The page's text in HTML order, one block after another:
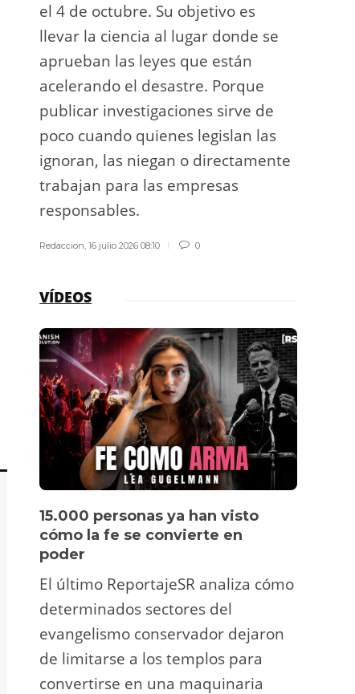
el 4 de octubre. Su objetivo es
llevar la ciencia al lugar donde se
aprueban las leyes que están
acelerando el desastre. Porque
publicar investigaciones sirve de
poco cuando quienes legislan las
ignoran, las niegan o directamente
trabajan para las empresas
responsables.
Redaccion ,16 julio 2026 08:10 0
VÍDEOS
15.000 personas ya han visto
cómo la fe se convierte en
poder
El último ReportajeSR analiza cómo
determinados sectores del
evangelismo conservador dejaron
de limitarse a los templos para
convertirse en una maquinaria